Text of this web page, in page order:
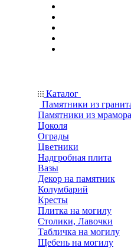
Каталог
Памятники из
Памятники из мрамора
Цоколя
Ограды
Цветники
Надгробная плита
Вазы
Декор на памятник
Колумбарий
Кресты
Плитка на могилу
Столики, Лавочки
Табличка на могилу
Щебень на могилу